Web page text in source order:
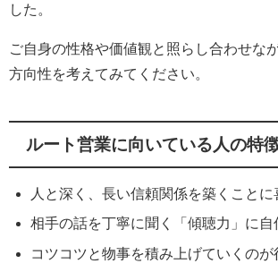
した。
ご自身の性格や価値観と照らし合わせな
方向性を考えてみてください。
ルート営業に向いている人の特
人と深く、長い信頼関係を築くことに
相手の話を丁寧に聞く「傾聴力」に自
コツコツと物事を積み上げていくのが